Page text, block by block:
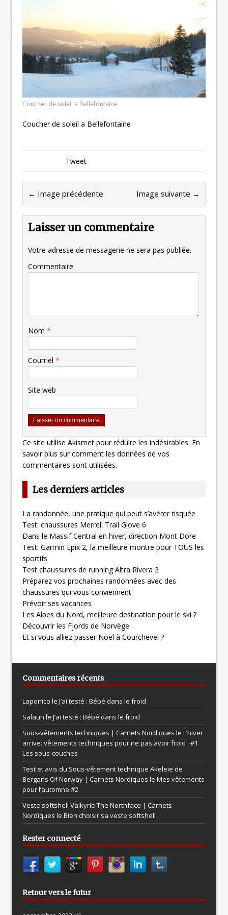
Coucher de soleil a Bellefontaine
Coucher de soleil a Bellefontaine
Tweet
← Image précédente Image suivante →
Laisser un commentaire
Votre adresse de messagerie ne sera pas publiée.
Commentaire
Nom *
Courriel *
Site web
Ce site utilise Akismet pour réduire les indésirables. En
savoir plus sur comment les données de vos
commentaires sont utilisées.
Les derniers articles
La randonnée, une pratique qui peut s’avérer risquée
Test: chaussures Merrell Trail Glove 6
Dans le Massif Central en hiver, direction Mont Dore
Test: Garmin Epix 2, la meilleure montre pour TOUS les
sportifs
Test chaussures de running Altra Rivera 2
Préparez vos prochaines randonnées avec des
chaussures qui vous conviennent
Prévoir ses vacances
Les Alpes du Nord, meilleure destination pour le ski ?
Découvrir les Fjords de Norvège
Et si vous alliez passer Noël à Courchevel ?
Commentaires récents
Laponico le J’ai testé : Bébé dans le froid
Salaun le J’ai testé : Bébé dans le froid
Sous-vêtements techniques | Carnets Nordiques le L’hiver
arrive: vêtements techniques pour ne pas avoir froid : #1
Les sous-couches
Test et avis du Sous-vêtement technique Akeleie de
Bergans Of Norway | Carnets Nordiques le Mes vêtements
pour l’automne #2
Veste softshell Valkyrie The Northface | Carnets
Nordiques le Bien choisir sa veste softshell
Rester connecté
Retour vers le futur